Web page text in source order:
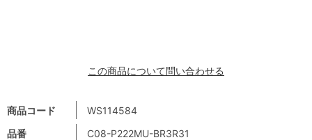
商品コード
WS114584
品番
C08-P222MU-BR3R31
この商品について問い合わせる